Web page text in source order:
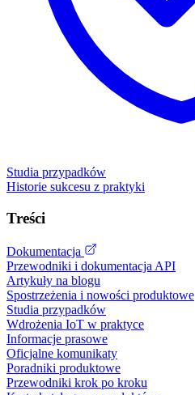
Studia przypadków
Historie sukcesu z praktyki
Treści
Dokumentacja
Przewodniki i dokumentacja API
Artykuły na blogu
Spostrzeżenia i nowości produktowe
Studia przypadków
Wdrożenia IoT w praktyce
Informacje prasowe
Oficjalne komunikaty
Poradniki produktowe
Przewodniki krok po kroku